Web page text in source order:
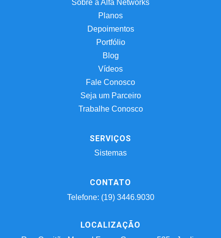
Sobre a Alfa Networks
Planos
Depoimentos
Portfólio
Blog
Vídeos
Fale Conosco
Seja um Parceiro
Trabalhe Conosco
SERVIÇOS
Sistemas
CONTATO
Telefone: (19) 3446.9030
LOCALIZAÇÃO